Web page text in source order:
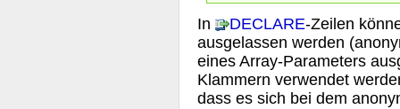
In DECLARE-Zeilen
ausgelassen werden
eines Array-Parameters
Klammern verwendet
dass es sich bei dem